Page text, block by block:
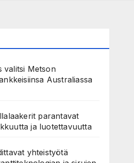
valitsi Metson
Australiassa
parantavat
ja luotettavuutta
yhteistyötä